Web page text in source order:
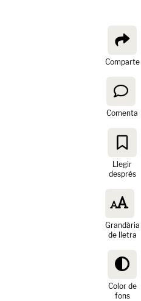
Comparte
Comenta
Llegir
després
Grandària
de lletra
Color de
fons